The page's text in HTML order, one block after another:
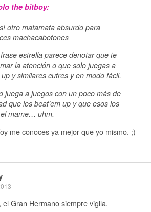
the bitboy:
otro matamata absurdo para
machacabotones
estrella parece denotar que te
la atención o que solo juegas a
y similares cutres y en modo fácil.
juega a juegos con un poco más de
que los beat’em up y que esos los
mame… uhm.
me conoces ya mejor que yo mismo. ;)
el Gran Hermano siempre vigila.